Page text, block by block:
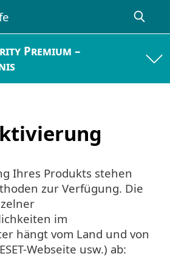
Premium –
Ihres Produkts stehen
zur Verfügung. Die
im
hängt vom Land und von
Webseite usw.) ab: